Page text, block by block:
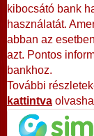
kibocsátó bank
használatát.
abban az
azt. Pontos
bankhoz.
További
kattintva